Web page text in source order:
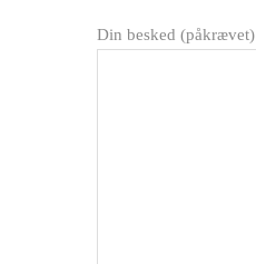
Din besked (påkrævet)